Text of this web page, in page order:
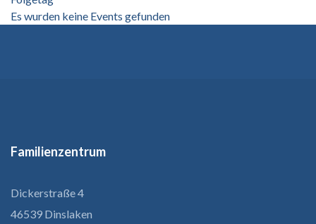
Es wurden keine Events gefunden
Familienzentrum
Dickerstraße 4
46539 Dinslaken